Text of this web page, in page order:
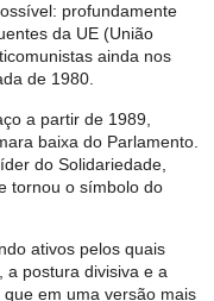
profundamente
da UE (União
ainda nos
de 1980.
a partir de 1989,
baixa do Parlamento.
líder do Solidariedade,
tornou o símbolo do
ativos pelos quais
a postura divisiva e a
em uma versão mais